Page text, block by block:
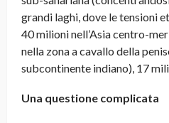
grandi laghi, dove le tensioni
40 milioni nell’Asia centro-
nella zona a cavallo della
subcontinente indiano), 17
Una questione complicata